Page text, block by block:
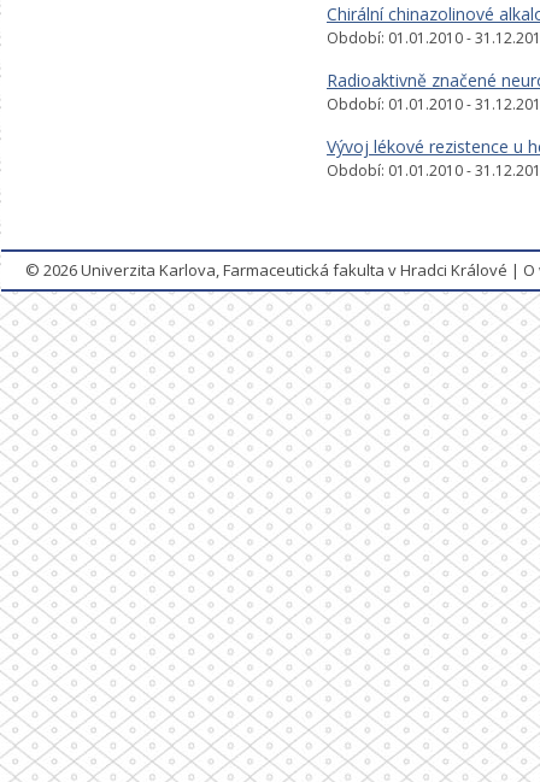
Chirální chinazolinové
Období: 01.01.2010 -
Radioaktivně značené
Období: 01.01.2010 -
Vývoj lékové rezistence u
Období: 01.01.2010 -
© 2026Univerzita Karlova, Farmaceutická fakulta v Hradci Králové |